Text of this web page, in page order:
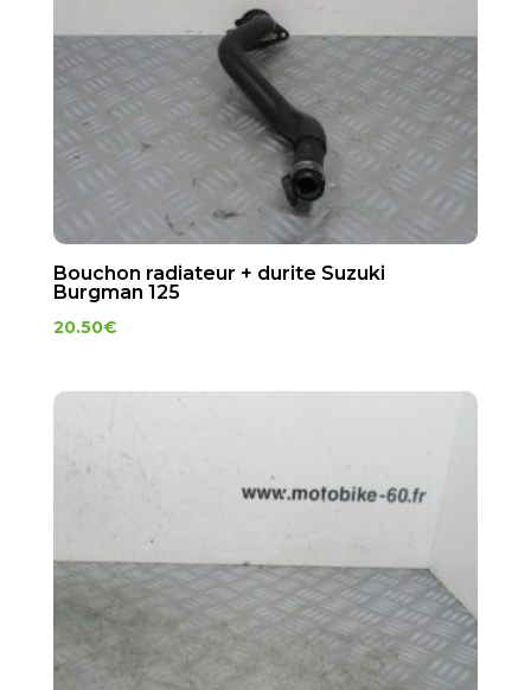
Bouchon radiateur + durite Suzuki
Burgman 125
20.50€